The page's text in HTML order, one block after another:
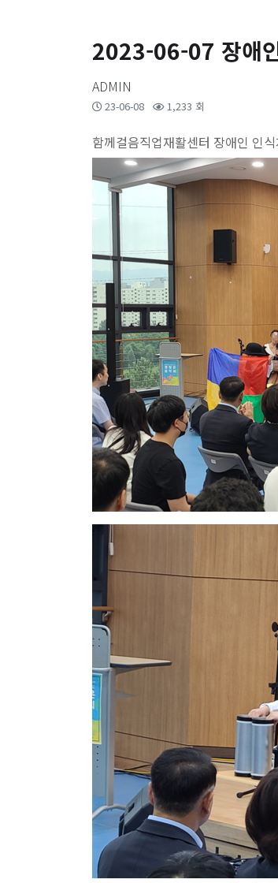
2023-06-07 장애
ADMIN
23-06-08 1,233 회
함께걸음직업재활센터 장애인 인